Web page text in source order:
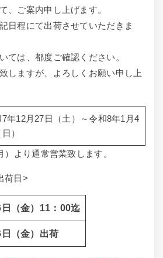
、ご案内申し上げます。
日程にて出荷させていただきま
ては、都度ご確認ください。
しますが、よろしくお願い申し上
7年12月27日（土）～令和8年1月4
）
より通常営業致します。
荷日>
（金）11：00迄
（金）出荷